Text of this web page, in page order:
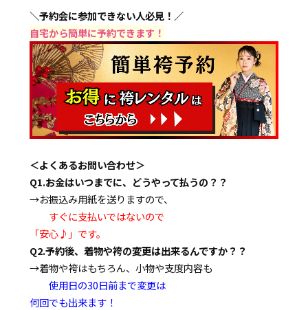
＼予約会に参加できない人必見！／
自宅から簡単に予約できます！
＜よくあるお問い合わせ＞
Q1.お金はいつまでに、どうやって払うの？？
→お振込み用紙を送りますので、
すぐに支払いではないので
「安心♪」です。
Q2.予約後、着物や袴の変更は出来るんですか？？
→着物や袴はもちろん、小物や支度内容も
使用日の30日前まで変更は
何回でも出来ます！